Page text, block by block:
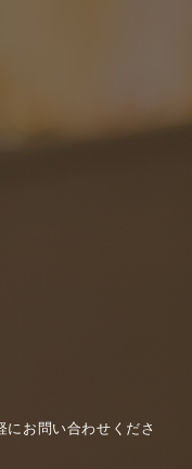
にお問い合わせくださ